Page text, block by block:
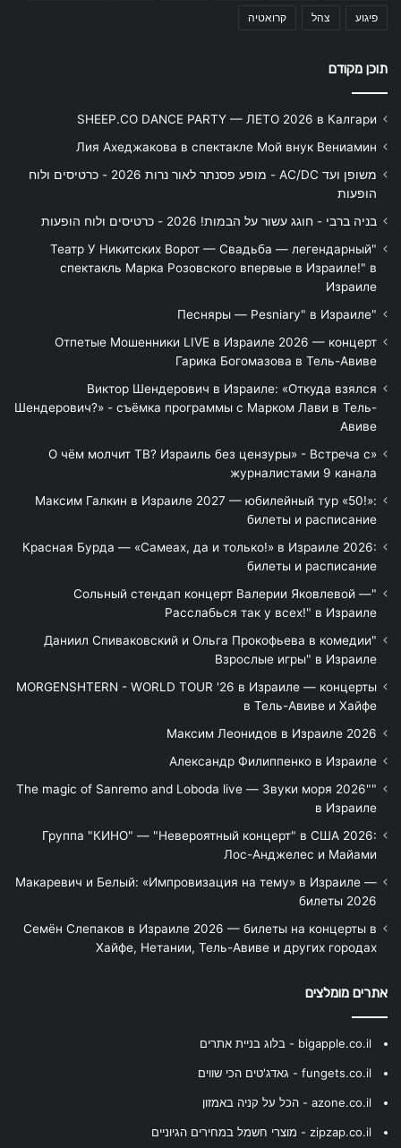
פיגוע צהל קרואטיה
תוכן מקודם
SHEEP.CO DANCE PARTY — ЛЕТО 2026 в Калгари
Лия Ахеджакова в спектакле Мой внук Вениамин
משופן ועד AC/DC - מופע פסנתר לאור נרות 2026 - כרטיסים ולוח
הופעות
בניה ברבי - חוגג עשור על הבמות! 2026 - כרטיסים ולוח הופעות
"Театр У Никитских Ворот — Свадьба — легендарный
спектакль Марка Розовского впервые в Израиле!" в
Израиле
"Песняры — Pesniary" в Израиле
Отпетые Мошенники LIVE в Израиле 2026 — концерт
Гарика Богомазова в Тель-Авиве
Виктор Шендерович в Израиле: «Откуда взялся
Шендерович?» - съёмка программы с Марком Лави в Тель-
Авиве
«О чём молчит ТВ? Израиль без цензуры» - Встреча с
журналистами 9 канала
Максим Галкин в Израиле 2027 — юбилейный тур «50!»:
билеты и расписание
Красная Бурда — «Самеах, да и только!» в Израиле 2026:
билеты и расписание
"Сольный стендап концерт Валерии Яковлевой —
Расслабься так у всех!" в Израиле
"Даниил Спиваковский и Ольга Прокофьева в комедии
Взрослые игры" в Израиле
MORGENSHTERN - WORLD TOUR '26 в Израиле — концерты
в Тель-Авиве и Хайфе
Максим Леонидов в Израиле 2026
Александр Филиппенко в Израиле
"The magic of Sanremo and Loboda live — Звуки моря 2026"
в Израиле
Группа "КИНО" — "Невероятный концерт" в США 2026:
Лос-Анджелес и Майами
Макаревич и Белый: «Импровизация на тему» в Израиле —
билеты 2026
Семён Слепаков в Израиле 2026 — билеты на концерты в
Хайфе, Нетании, Тель-Авиве и других городах
אתרים מומלצים
bigapple.co.il - בלוג בניית אתרים
fungets.co.il - גאדג'טים הכי שווים
azone.co.il - הכל על קניה באמזון
zipzap.co.il - מוצרי חשמל במחירים הגיוניים